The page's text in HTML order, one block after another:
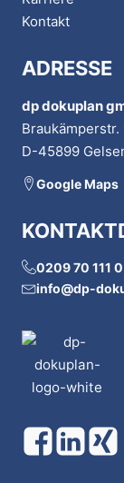
Kontakt
ADRESSE
dp dokuplan
Braukämperstr.
D-45899
Google Maps
0209 70 111 0
info@dp-